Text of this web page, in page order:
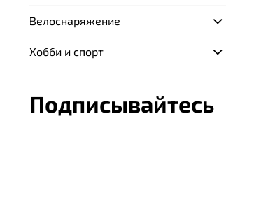
Велоснаряжение
Хобби и спорт
Подписывайтесь